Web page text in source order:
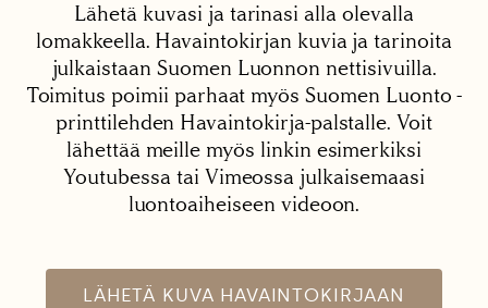
Lähetä kuvasi ja tarinasi alla olevalla
lomakkeella. Havaintokirjan kuvia ja tarinoita
julkaistaan Suomen Luonnon nettisivuilla.
Toimitus poimii parhaat myös Suomen Luonto -
printtilehden Havaintokirja-palstalle. Voit
lähettää meille myös linkin esimerkiksi
Youtubessa tai Vimeossa julkaisemaasi
luontoaiheiseen videoon.
LÄHETÄ KUVA HAVAINTOKIRJAAN